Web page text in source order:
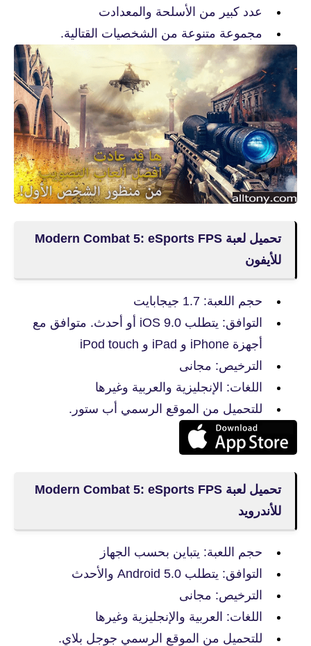
عدد كبير من الأسلحة والمعدادت
مجموعة متنوعة من الشخصيات القتالية.
للأيفون
حجم اللعبة: 1.7 جيجابايت
التوافق: يتطلب iOS 9.0 أو أحدث. متوافق مع
أجهزة iPhone و iPad و iPod touch
الترخيص: مجانى
اللغات: الإنجليزية والعربية وغيرها
للتحميل من الموقع الرسمي أب ستور.
للأندرويد
حجم اللعبة: يتباين بحسب الجهاز
التوافق: يتطلب Android 5.0 والأحدث
الترخيص: مجانى
اللغات: العربية والإنجليزية وغيرها
للتحميل من الموقع الرسمي جوجل بلاي.